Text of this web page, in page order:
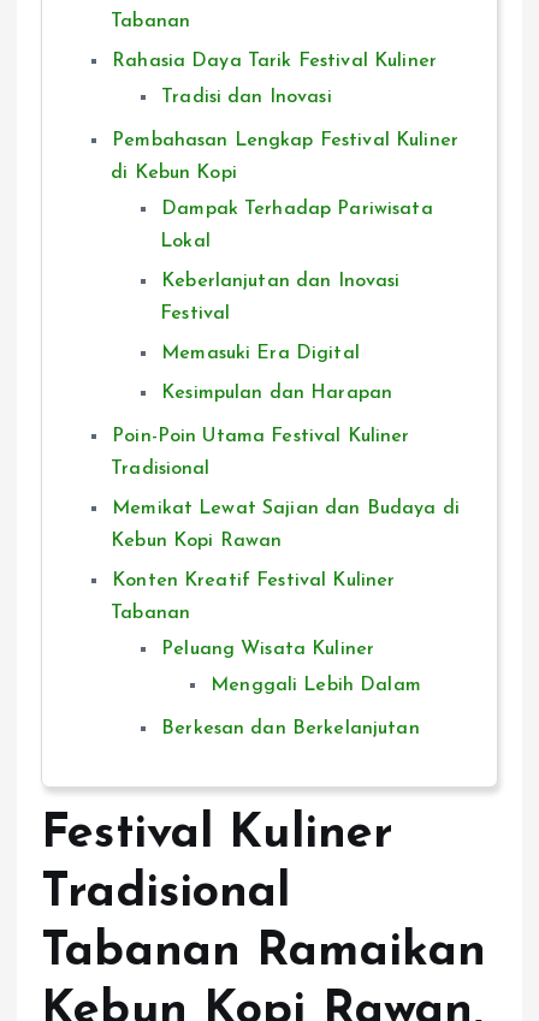
Tabanan
Rahasia Daya Tarik Festival Kuliner
Tradisi dan Inovasi
Pembahasan Lengkap Festival Kuliner
di Kebun Kopi
Dampak Terhadap Pariwisata
Lokal
Keberlanjutan dan Inovasi
Festival
Memasuki Era Digital
Kesimpulan dan Harapan
Poin-Poin Utama Festival Kuliner
Tradisional
Memikat Lewat Sajian dan Budaya di
Kebun Kopi Rawan
Konten Kreatif Festival Kuliner
Tabanan
Peluang Wisata Kuliner
Menggali Lebih Dalam
Berkesan dan Berkelanjutan
Festival Kuliner
Tradisional
Tabanan Ramaikan
Kebun Kopi Rawan,